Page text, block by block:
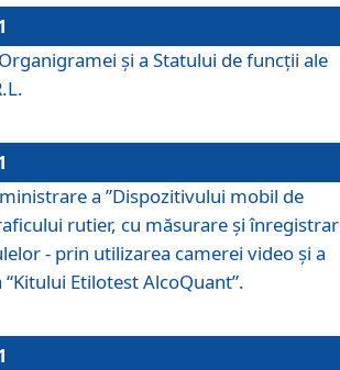
şi a Statului de funcţii ale
a ”Dispozitivului mobil de
rutier, cu măsurare și
- prin utilizarea camerei video și a
Etilotest AlcoQuant”.